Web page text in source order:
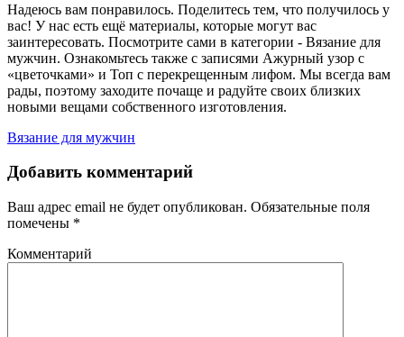
Надеюсь вам понравилось. Поделитесь тем, что получилось у
вас! У нас есть ещё материалы, которые могут вас
заинтересовать. Посмотрите сами в категории - Вязание для
мужчин. Ознакомьтесь также с записями Ажурный узор с
«цветочками» и Топ с перекрещенным лифом. Мы всегда вам
рады, поэтому заходите почаще и радуйте своих близких
новыми вещами собственного изготовления.
Вязание для мужчин
Добавить комментарий
Ваш адрес email не будет опубликован. Обязательные поля
помечены *
Комментарий